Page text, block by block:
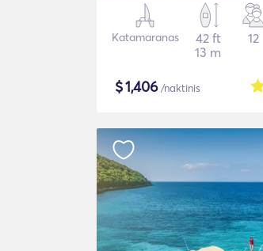
Katamaranas
42 ft
13 m
12
$1,406/naktinis